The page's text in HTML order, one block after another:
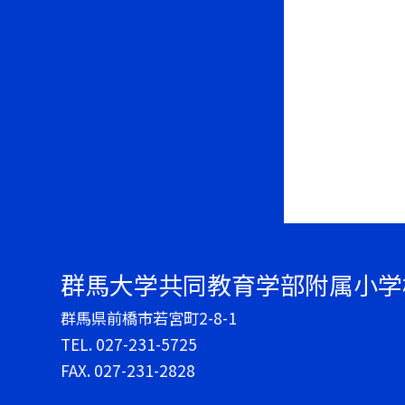
群馬大学共同教育学部附属小
群馬県前橋市若宮町2-8-1
TEL. 027-231-5725
FAX. 027-231-2828